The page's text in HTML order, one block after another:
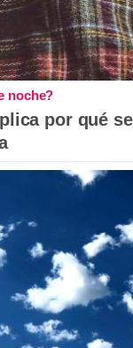
noche?
por qué